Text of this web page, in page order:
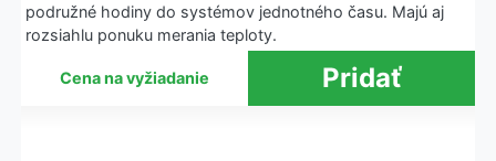
podružné hodiny do systémov jednotného času. Majú aj
rozsiahlu ponuku merania teploty.
Cena na vyžiadanie